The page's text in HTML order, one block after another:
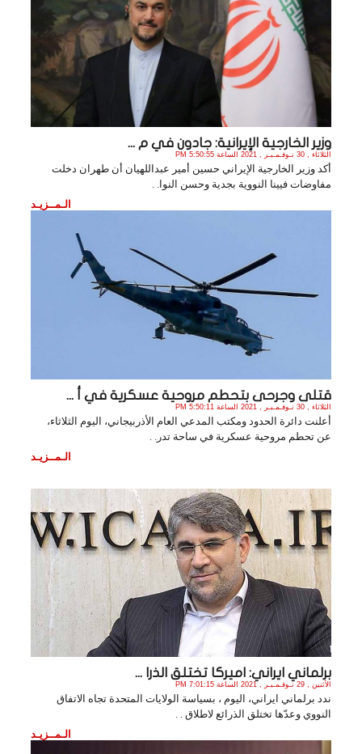
وزير الخارجية الإيرانية: جادون في م ...
الثلاثاء , 30 نـوفـمـبـر , 2021 الساعة 5:50:55 PM
أكد وزير الخارجية الإيراني حسين أمير عبداللهيان أن طهران دخلت
مفاوضات فيينا النووية بجدية وحسن النوا. .
الـمــزيـد
قتلى وجرحى بتحطم مروحية عسكرية في أ ...
الثلاثاء , 30 نـوفـمـبـر , 2021 الساعة 5:50:11 PM
أعلنت دائرة الحدود ومكتب المدعي العام الأذربيجاني، اليوم الثلاثاء،
عن تحطم مروحية عسكرية في ساحة تدر. .
الـمــزيـد
برلماني ايراني: اميركا تختلق الذرا ...
الأثنين , 29 نـوفـمـبـر , 2021 الساعة 7:01:15 PM
ندد برلماني ايراني، اليوم ، بسياسة الولايات المتحدة تجاه الاتفاق
النووي وعدّها تختلق الذرائع لاطلاق . .
الـمــزيـد